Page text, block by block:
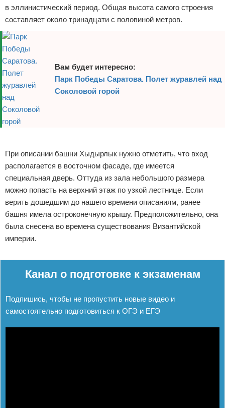
Пляжный отдых
Турагенства
Экстримальный отдых
Разное про отдых
в эллинистический период. Общая высота самого строения
составляет около тринадцати с половиной метров.
Вам будет интересно:
Парк Победы Саратова. Полет журавлей над
Соколовой горой
При описании башни Хыдырлык нужно отметить, что вход
располагается в восточном фасаде, где имеется
специальная дверь. Оттуда из зала небольшого размера
можно попасть на верхний этаж по узкой лестнице. Если
верить дошедшим до нашего времени описаниям, ранее
башня имела остроконечную крышу. Предположительно, она
была снесена во времена существования Византийской
империи.
Канал о подготовке к экзаменам
Подпишись, чтобы не пропустить новые видео и
самостоятельно подготовиться к ОГЭ и ЕГЭ